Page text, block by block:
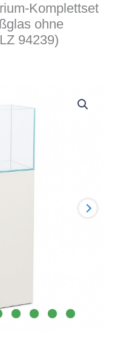
Komplettset
ohne
94239)